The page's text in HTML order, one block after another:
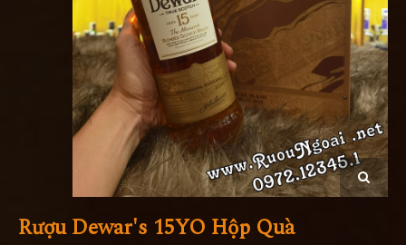
Rượu Dewar's 15YO Hộp Quà